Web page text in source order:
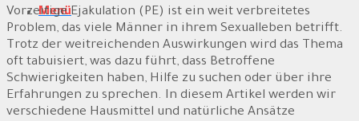
Menü
Vorzeitige Ejakulation (PE) ist ein weit verbreitetes
Problem, das viele Männer in ihrem Sexualleben betrifft.
Trotz der weitreichenden Auswirkungen wird das Thema
oft tabuisiert, was dazu führt, dass Betroffene
Schwierigkeiten haben, Hilfe zu suchen oder über ihre
Erfahrungen zu sprechen. In diesem Artikel werden wir
verschiedene Hausmittel und natürliche Ansätze